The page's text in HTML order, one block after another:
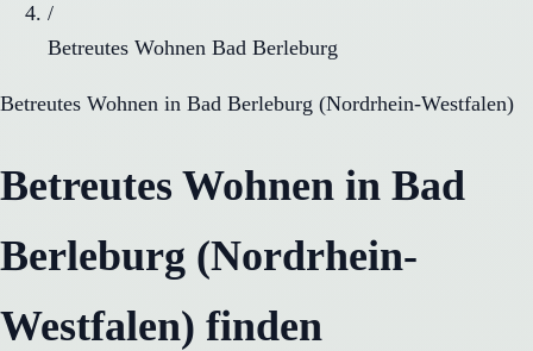
/
Betreutes Wohnen Bad Berleburg
Betreutes Wohnen in Bad Berleburg (Nordrhein-Westfalen)
Betreutes Wohnen in Bad
Berleburg (Nordrhein-
Westfalen) finden